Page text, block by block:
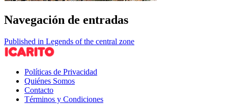
Navegación de entradas
Published in Legends of the central zone
Políticas de Privacidad
Quiénes Somos
Contacto
Términos y Condiciones